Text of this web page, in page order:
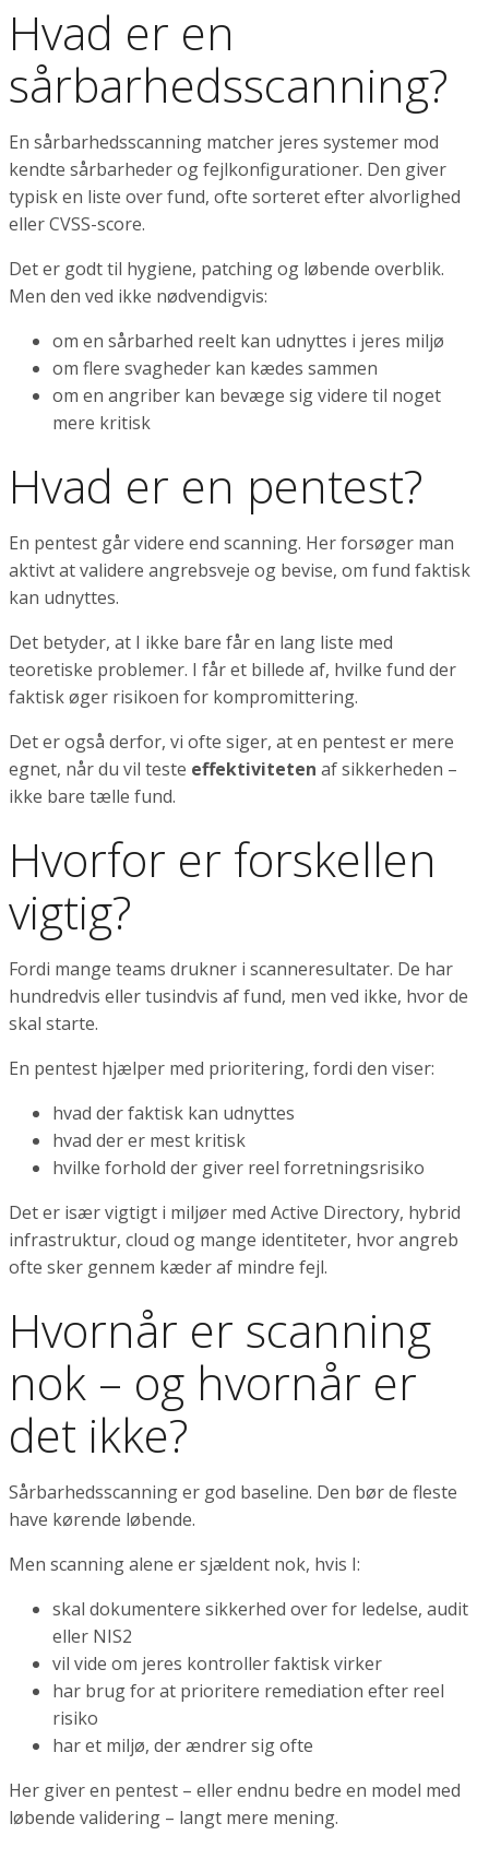
Hvad er en
sårbarhedsscanning?
En sårbarhedsscanning matcher jeres systemer mod
kendte sårbarheder og fejlkonfigurationer. Den giver
typisk en liste over fund, ofte sorteret efter alvorlighed
eller CVSS-score.
Det er godt til hygiene, patching og løbende overblik.
Men den ved ikke nødvendigvis:
om en sårbarhed reelt kan udnyttes i jeres miljø
om flere svagheder kan kædes sammen
om en angriber kan bevæge sig videre til noget
mere kritisk
Hvad er en pentest?
En pentest går videre end scanning. Her forsøger man
aktivt at validere angrebsveje og bevise, om fund faktisk
kan udnyttes.
Det betyder, at I ikke bare får en lang liste med
teoretiske problemer. I får et billede af, hvilke fund der
faktisk øger risikoen for kompromittering.
Det er også derfor, vi ofte siger, at en pentest er mere
egnet, når du vil teste effektiviteten af sikkerheden –
ikke bare tælle fund.
Hvorfor er forskellen
vigtig?
Fordi mange teams drukner i scanneresultater. De har
hundredvis eller tusindvis af fund, men ved ikke, hvor de
skal starte.
En pentest hjælper med prioritering, fordi den viser:
hvad der faktisk kan udnyttes
hvad der er mest kritisk
hvilke forhold der giver reel forretningsrisiko
Det er især vigtigt i miljøer med Active Directory, hybrid
infrastruktur, cloud og mange identiteter, hvor angreb
ofte sker gennem kæder af mindre fejl.
Hvornår er scanning
nok – og hvornår er
det ikke?
Sårbarhedsscanning er god baseline. Den bør de fleste
have kørende løbende.
Men scanning alene er sjældent nok, hvis I:
skal dokumentere sikkerhed over for ledelse, audit
eller NIS2
vil vide om jeres kontroller faktisk virker
har brug for at prioritere remediation efter reel
risiko
har et miljø, der ændrer sig ofte
Her giver en pentest – eller endnu bedre en model med
løbende validering – langt mere mening.